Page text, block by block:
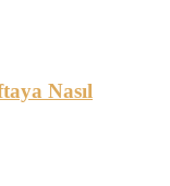
Nasıl